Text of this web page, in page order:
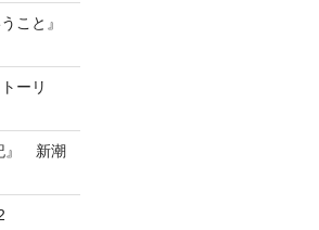
こと』
ーリ
』 新潮